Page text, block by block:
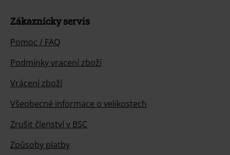
Zákaznícky servis
Pomoc / FAQ
Podmínky vracení zboží
Vrácení zboží
Všeobecné informace o velikostech
Zrušit členství v BSC
Způsoby platby